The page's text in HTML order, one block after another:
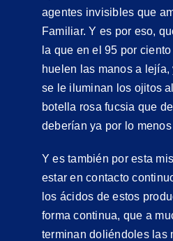
agentes invisibles que
Familiar. Y es por eso,
la que en el 95 por
huelen las manos a
se le iluminan los ojitos
botella rosa fucsia que
deberían ya por lo
Y es también por esta
estar en contacto
los ácidos de estos
forma continua, que a
terminan doliéndoles las